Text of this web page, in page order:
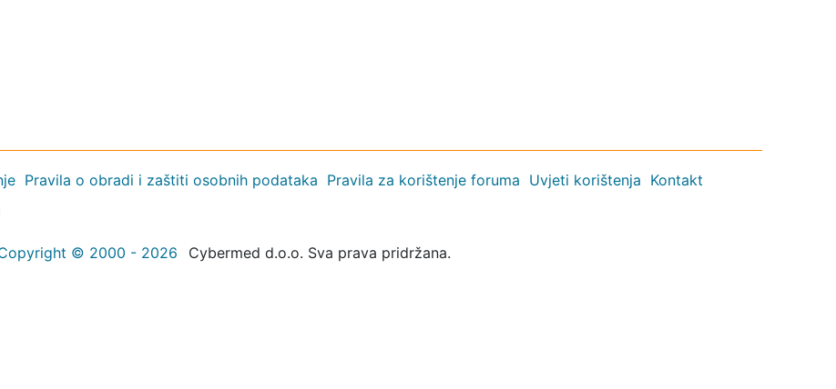
Pravila o obradi i zaštiti osobnih podataka Pravila za korištenje foruma Uvjeti korištenja Kontakt
© 2000 - 2026 Cybermed d.o.o. Sva prava pridržana.